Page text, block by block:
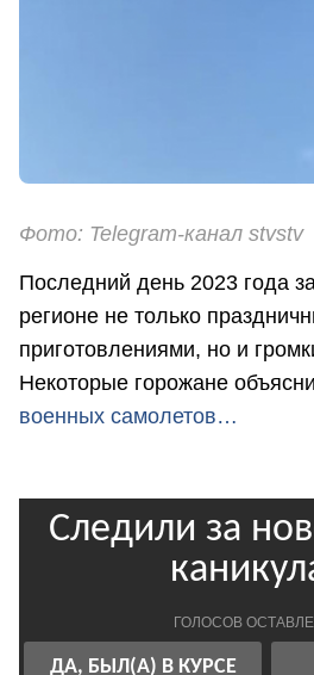
Фото: Telegram-канал stvstv
Последний день 2023 года
регионе не только
приготовлениями, но и
Некоторые горожане
военных самолетов…